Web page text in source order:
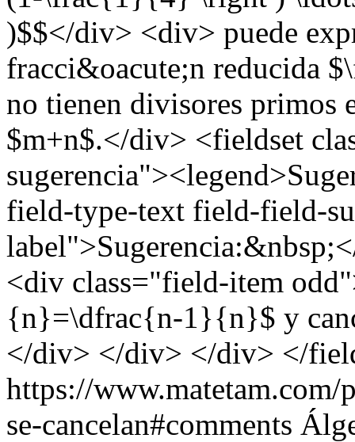
)$$</div> <div> puede
fracci&oacute;n reducida
no tienen divisores primos
$m+n$.</div> <fieldset
field-type-text field-field-
<div class="field-item
{n}=\dfrac{n-1}{n}$ y
</div> </div> </div> </
https://www.matetam.com/
se-cancelan#comments